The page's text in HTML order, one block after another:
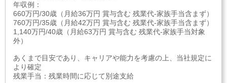
年収例：
660万円/30歳（月給36万円 賞与含む 残業代-家族手当含まず）
760万円/35歳（月給42万円 賞与含む 残業代-家族手当含まず）
1,140万円/40歳（月給63万円 賞与含む 残業代-家族手当対象
外）
あくまで目安であり、キャリアや能力を考慮の上、当社規定に
より確定
残業手当：残業時間に応じて別途支給